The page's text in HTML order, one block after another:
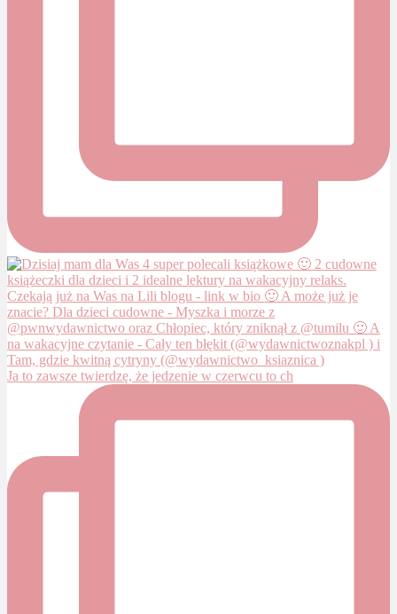
Ja to zawsze twierdzę, że jedzenie w czerwcu to ch